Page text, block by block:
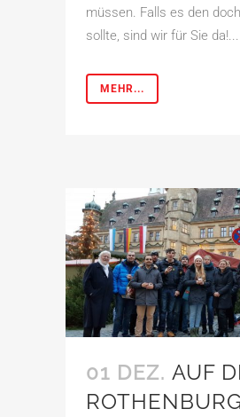
müssen. Falls es den
sollte, sind wir für Sie da!...
MEHR...
01 DEZ. AUF